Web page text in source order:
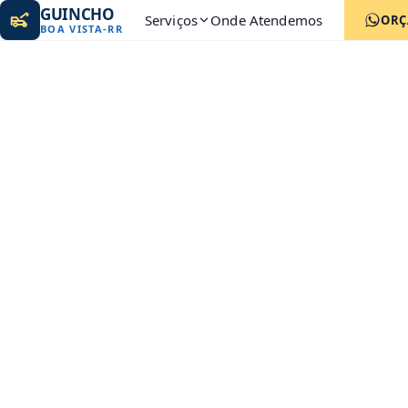
GUINCHO
BOA VISTA-RR Serviços Onde Atendemos